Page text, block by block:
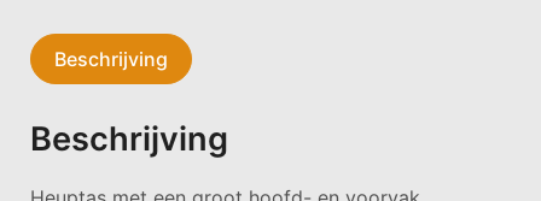
Beschrijving
Beschrijving